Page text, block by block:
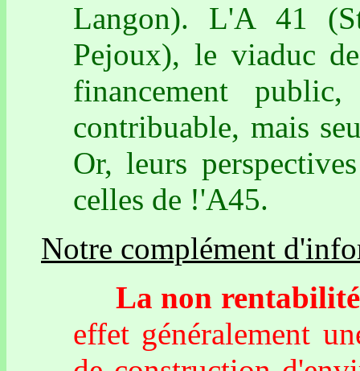
Langon). L'A 41
Pejoux), le viaduc
financement
contribuable, mais
Or, leurs
celles de !'A45.
Notre complément
La non rentabilité
effet généralement